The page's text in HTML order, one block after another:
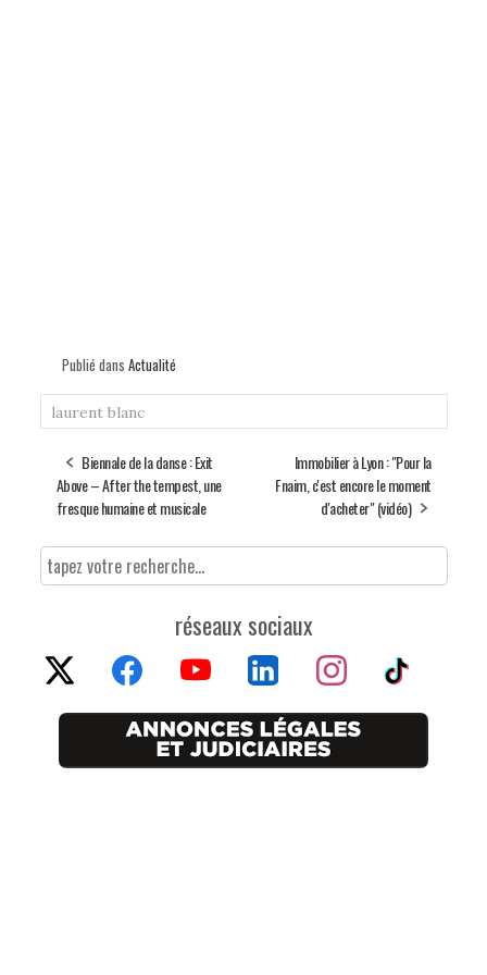
Publié dans Actualité
laurent blanc
Biennale de la danse : Exit
Above – After the tempest, une
fresque humaine et musicale
Immobilier à Lyon : "Pour la
Fnaim, c'est encore le moment
d'acheter" (vidéo)
réseaux sociaux